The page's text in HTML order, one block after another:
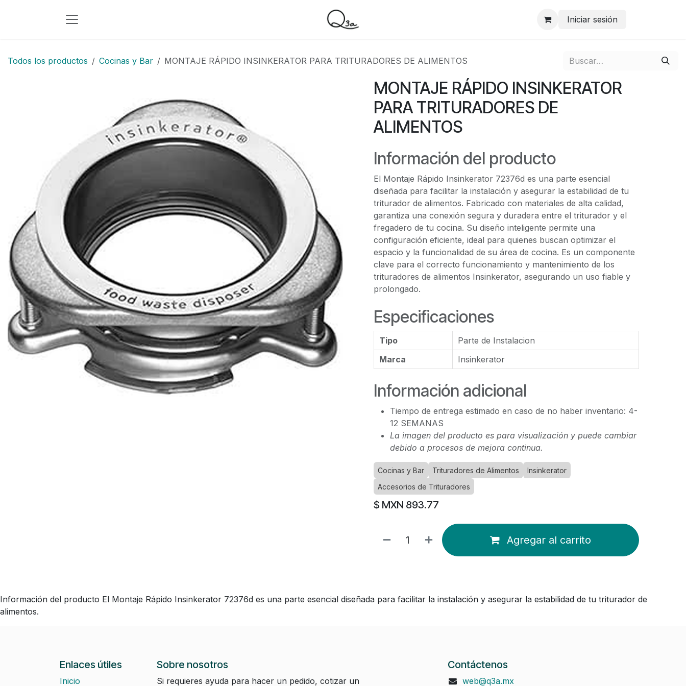
Iniciar sesión
Todos los productos Cocinas y Bar MONTAJE RÁPIDO INSINKERATOR PARA TRITURADORES DE ALIMENTOS
MONTAJE RÁPIDO INSINKERATOR
PARA TRITURADORES DE
ALIMENTOS
Información del producto
El Montaje Rápido Insinkerator 72376d es una parte esencial
diseñada para facilitar la instalación y asegurar la estabilidad de tu
triturador de alimentos. Fabricado con materiales de alta calidad,
garantiza una conexión segura y duradera entre el triturador y el
fregadero de tu cocina. Su diseño inteligente permite una
configuración eficiente, ideal para quienes buscan optimizar el
espacio y la funcionalidad de su área de cocina. Es un componente
clave para el correcto funcionamiento y mantenimiento de los
trituradores de alimentos Insinkerator, asegurando un uso fiable y
prolongado.
Especificaciones
Tipo
Parte de Instalacion
Marca
Insinkerator
Información adicional
Tiempo de entrega estimado en caso de no haber inventario: 4-
12 SEMANAS
La imagen del producto es para visualización y puede cambiar
debido a procesos de mejora continua.
Cocinas y Bar Trituradores de Alimentos
Insinkerator
Accesorios de Trituradores
$ MXN 893.77
Agregar al carrito
Información del producto El Montaje Rápido Insinkerator 72376d es una parte esencial diseñada para facilitar la instalación y asegurar la estabilidad de tu triturador de
alimentos.
Enlaces útiles
Inicio
Sobre nosotros
Si requieres ayuda para hacer un pedido, cotizar un
Contáctenos
web@q3a.mx